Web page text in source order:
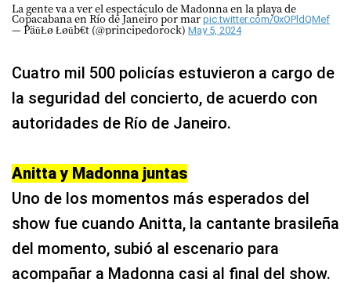
La gente va a ver el espectáculo de Madonna en la playa de
Copacabana en Río de Janeiro por mar pic.twitter.com/0xOPldQMef
— PäūŁø Łøūb€t (@principedorock) May 5, 2024
Cuatro mil 500 policías estuvieron a cargo de
la seguridad del concierto, de acuerdo con
autoridades de Río de Janeiro.
Anitta y Madonna juntas
Uno de los momentos más esperados del
show fue cuando Anitta, la cantante brasileña
del momento, subió al escenario para
acompañar a Madonna casi al final del show.